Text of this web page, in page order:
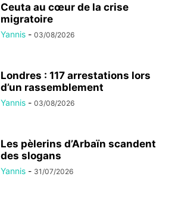
Ceuta au cœur de la crise
migratoire
Yannis - 03/08/2026
Londres : 117 arrestations lors
d’un rassemblement
Yannis - 03/08/2026
Les pèlerins d’Arbaïn scandent
des slogans
Yannis - 31/07/2026